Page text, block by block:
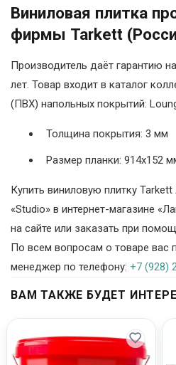
Виниловая плитка
фирмы Tarkett
Производитель даёт гарантию
лет. Товар входит в каталог
(ПВХ) напольных покрытий:
Толщина покрытия: 3 мм
Размер планки: 914х152
Купить виниловую плитку
«Studio» в интернет-магазине
на сайте или заказать при
По всем вопросам о товаре вас
менеджер по телефону: +7 (928)
ВАМ ТАКЖЕ БУДЕТ